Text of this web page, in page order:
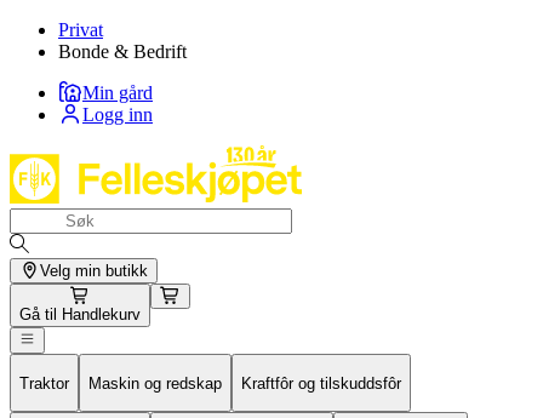
Privat
Bonde & Bedrift
Min gård
Logg inn
Velg min butikk
Gå til Handlekurv
Traktor Maskin og redskap Kraftfôr og tilskuddsfôr